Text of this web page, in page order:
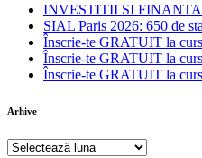
INVESTITII SI
SIAL Paris 2026: 650 de
Înscrie-te GRATUIT la
Înscrie-te GRATUIT la
Înscrie-te GRATUIT la
Arhive
Arhive